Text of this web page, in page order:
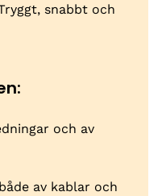
snabbt och
och av
av kablar och